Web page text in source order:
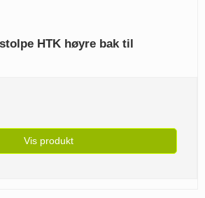
HTK høyre bak til
Vis produkt